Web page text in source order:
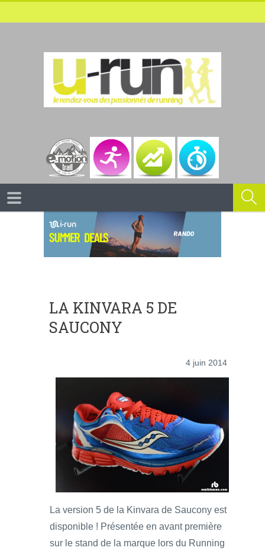
LA KINVARA 5 DE
SAUCONY
4 juin 2014
La version 5 de la Kinvara de Saucony est
disponible ! Présentée en avant première
sur le stand de la marque lors du Running